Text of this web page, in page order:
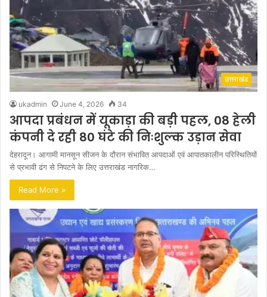
उत्तराखंड
ukadmin June 4, 2026 34
आपदा प्रबंधन में यूकाड़ा की बड़ी पहल, 08 हेली
कंपनी दे रही 80 घंटे की निःशुल्क उड़ान सेवा
देहरादून। आगामी मानसून सीजन के दौरान संभावित आपदाओं एवं आपातकालीन परिस्थितियों
से प्रभावी ढंग से निपटने के लिए उत्तराखंड नागरिक…
Read More »